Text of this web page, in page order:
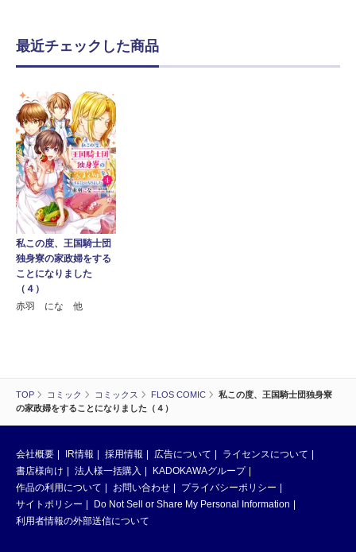
TOP コミック コミックス FLOS COMIC
私この度、王国騎士団独身寮
の家政婦をすることになりました（４）
最近チェックした商品
私この度、王国騎士団
独身寮の家政婦をする
ことになりました
（４）
赤羽 にな 他
会社概要 IR情報 採用情報 広告について
ライセンスについて
書店様向け
法人様一括購入
KADOKAWAグループ
作品の利用について
お問い合わせ
プライバシーポリシー
サイトポリシー
Do Not Sell or Share My Personal Information
利用者情報の外部送信について